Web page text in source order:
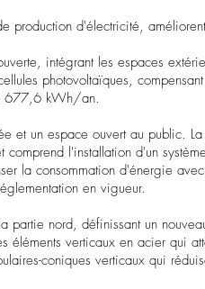
production d'électricité,
intégrant les espaces
photovoltaïques,
677,6 kWh/an.
et un espace ouvert au public. La
l'installation d'un
la consommation d'énergie
en vigueur.
nord, définissant un
éléments verticaux en acier qui
coniques verticaux qui